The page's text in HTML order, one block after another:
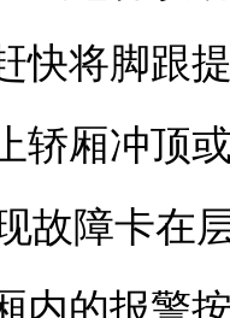
快将脚跟
轿厢冲顶
故障卡在
内的报警